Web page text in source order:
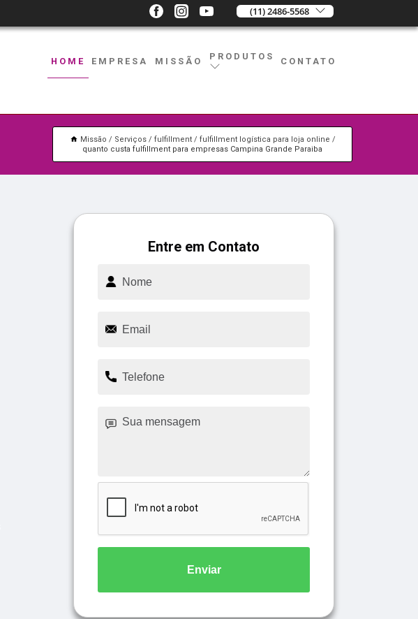
(11) 2486-5568
HOME EMPRESA MISSÃO PRODUTOS CONTATO
Missão Serviços fulfillment
fulfillment logística para loja online
quanto custa fulfillment para empresas Campina Grande Paraiba
Entre em Contato
Enviar